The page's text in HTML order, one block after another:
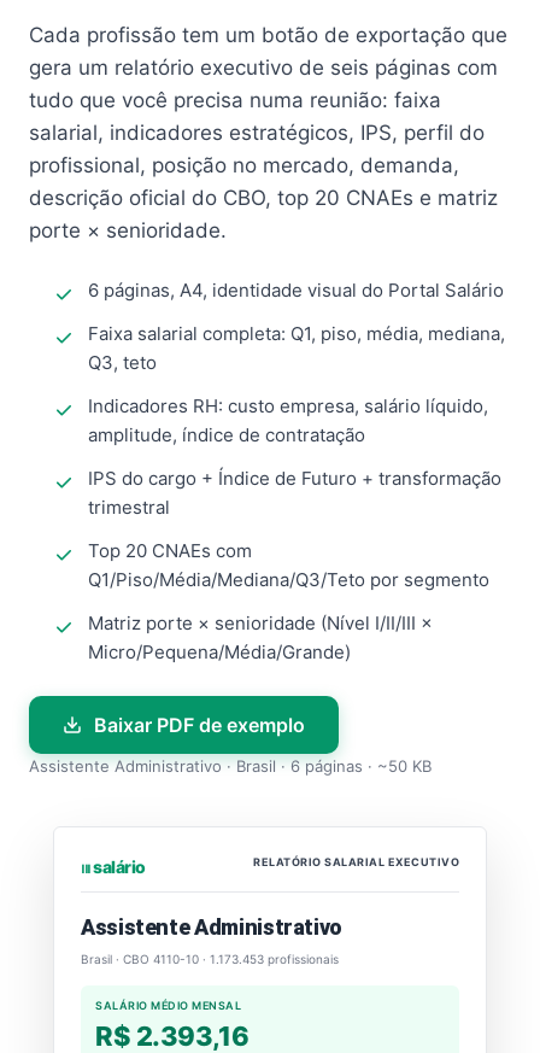
Cada profissão tem um botão de exportação que
gera um relatório executivo de seis páginas com
tudo que você precisa numa reunião: faixa
salarial, indicadores estratégicos, IPS, perfil do
profissional, posição no mercado, demanda,
descrição oficial do CBO, top 20 CNAEs e matriz
porte × senioridade.
6 páginas, A4, identidade visual do Portal Salário
Faixa salarial completa: Q1, piso, média, mediana,
Q3, teto
Indicadores RH: custo empresa, salário líquido,
amplitude, índice de contratação
IPS do cargo + Índice de Futuro + transformação
trimestral
Top 20 CNAEs com
Q1/Piso/Média/Mediana/Q3/Teto por segmento
Matriz porte × senioridade (Nível I/II/III ×
Micro/Pequena/Média/Grande)
Baixar PDF de exemplo
Assistente Administrativo · Brasil · 6 páginas · ~50 KB
⏐⏐⏐ salário RELATÓRIO SALARIAL EXECUTIVO
Assistente Administrativo
Brasil · CBO 4110-10 · 1.173.453 profissionais
SALÁRIO MÉDIO MENSAL
R$ 2.393,16